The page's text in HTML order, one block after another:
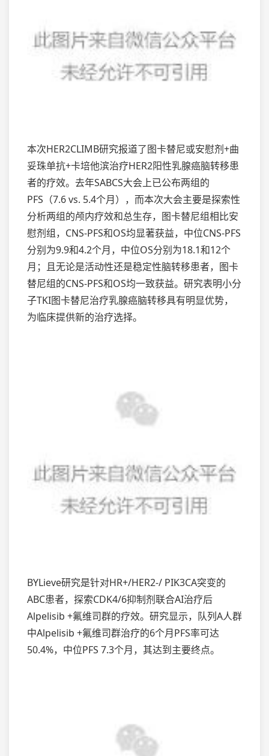
本次HER2CLIMB研究报道了图卡替尼或安慰剂+曲
妥珠单抗+卡培他滨治疗HER2阳性乳腺癌脑转移患
者的疗效。去年SABCS大会上已公布两组的
PFS（7.6 vs. 5.4个月），而本次大会主要是探索性
分析两组的颅内疗效和总生存，图卡替尼组相比安
慰剂组，CNS-PFS和OS均显著获益，中位CNS-PFS
分别为9.9和4.2个月，中位OS分别为18.1和12个
月；且无论是活动性还是稳定性脑转移患者，图卡
替尼组的CNS-PFS和OS均一致获益。研究表明小分
子TKI图卡替尼治疗乳腺癌脑转移具有明显优势，
为临床提供新的治疗选择。
BYLieve研究是针对HR+/HER2-/ PIK3CA突变的
ABC患者，探索CDK4/6抑制剂联合AI治疗后
Alpelisib +氟维司群的疗效。研究显示，队列A人群
中Alpelisib +氟维司群治疗的6个月PFS率可达
50.4%，中位PFS 7.3个月，其达到主要终点。